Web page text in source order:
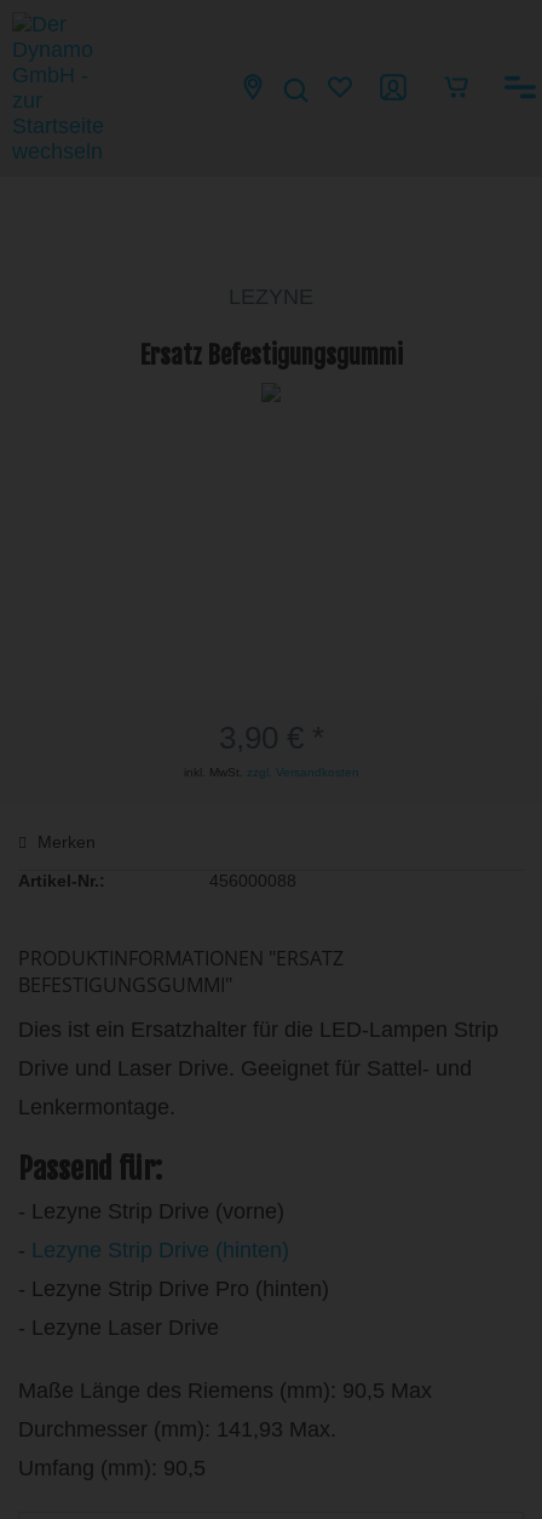
LEZYNE
Ersatz Befestigungsgummi
inkl. MwSt. zzgl. Versandkosten
Merken
Artikel-Nr.:
456000088
PRODUKTINFORMATIONEN "ERSATZ
BEFESTIGUNGSGUMMI"
Dies ist ein Ersatzhalter für die LED-Lampen Strip
Drive und Laser Drive. Geeignet für Sattel- und
Lenkermontage.
Passend für:
- Lezyne Strip Drive (vorne)
- Lezyne Strip Drive (hinten)
- Lezyne Strip Drive Pro (hinten)
- Lezyne Laser Drive
Maße Länge des Riemens (mm): 90,5 Max
Durchmesser (mm): 141,93 Max.
Umfang (mm): 90,5